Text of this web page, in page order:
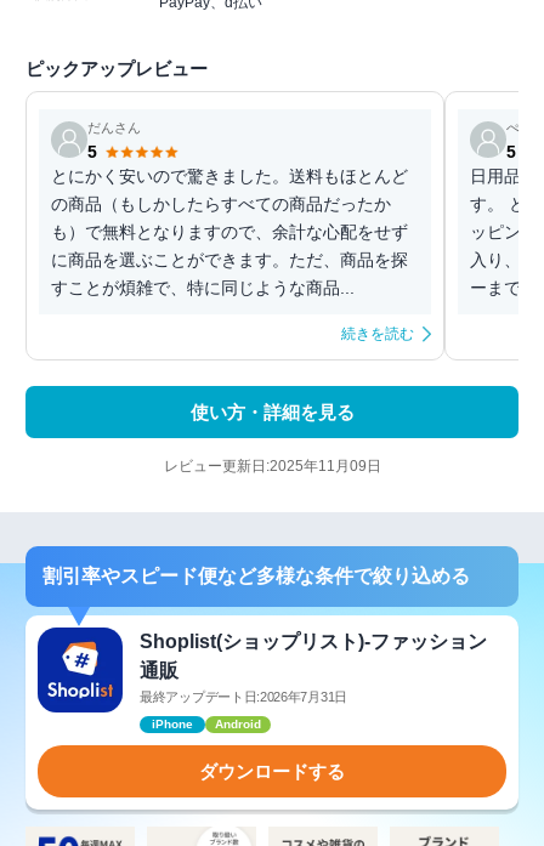
ピックアップレビュー
だんさん
5
とにかく安いので驚きました。送料もほとんど
の商品（もしかしたらすべての商品だったか
も）で無料となりますので、余計な心配をせず
に商品を選ぶことができます。ただ、商品を探
すことが煩雑で、特に同じような商品...
続きを読む
ぺん
5
日用品
す。 と
ッピン
入り、
ーまで品
使い方・詳細を見る
レビュー更新日:2025年11月09日
割引率やスピード便など多様な条件で絞り込める
Shoplist(ショップリスト)-ファッション
通販
最終アップデート日:2026年7月31日
iPhone Android
ダウンロードする